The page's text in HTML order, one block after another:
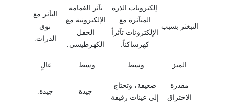
التبعثر بسبب
إلكترونات الذرة
المتآثرة مع
الإلكترونات تآثراً
كهرساكناً.
تآثر الغمامة
الإلكترونية مع
الحقل
الكهرطيسي.
التآثر مع
نوى
الذرات.
الميز وسط. وسط. عالٍ.
مقدرة
الاختراق
ضعيفة، وتحتاج
إلى عينات رقيقة
جيدة جيدة.